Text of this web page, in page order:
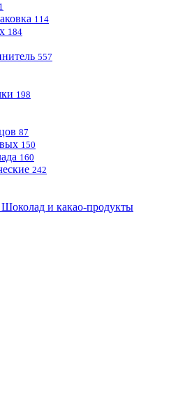
114
184
557
198
87
150
160
242
Шоколад и какао-продукты